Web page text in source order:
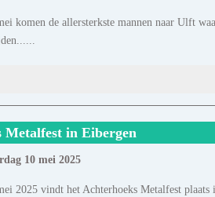
komen de allersterkste mannen naar Ulft
Metalfest in Eibergen
10 mei 2025
2025 vindt het Achterhoeks Metalfest